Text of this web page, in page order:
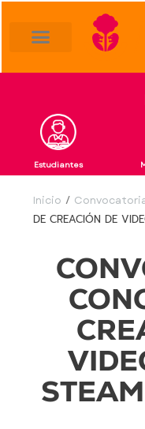
Estudiantes
Inicio /
DE CREACIÓN DE